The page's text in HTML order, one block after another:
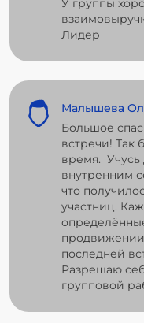
Лидер
Малышева
Большое
встречи! Так
время. Учусь
внутренним
что
участниц.
последней
Разрешаю
групповой